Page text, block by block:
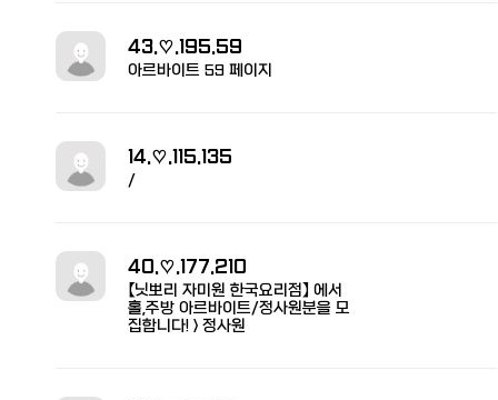
43.♡.195.59
아르바이트 59 페이지
14.♡.115.135
/
40.♡.177.210
【닛뽀리 자미원 한국요리점】 에서
홀,주방 아르바이트/정사원분을 모
집합니다! > 정사원